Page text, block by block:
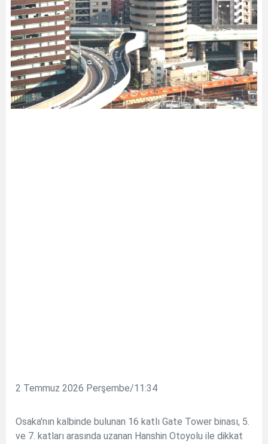
2 Temmuz 2026 Perşembe/11:34
Osaka'nın kalbinde bulunan 16 katlı Gate Tower binası, 5.
ve 7. katları arasında uzanan Hanshin Otoyolu ile dikkat